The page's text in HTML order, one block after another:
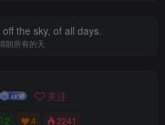
the sky, of all days.
朗所有的天
关注
2 4 2241